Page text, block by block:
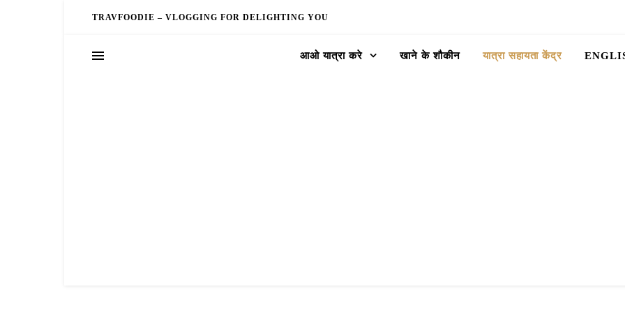
TRAVFOODIE – VLOGGING FOR DELIGHTING YOU
आओ यात्रा करे खाने के शौकीन यात्रा सहायता केंद्र